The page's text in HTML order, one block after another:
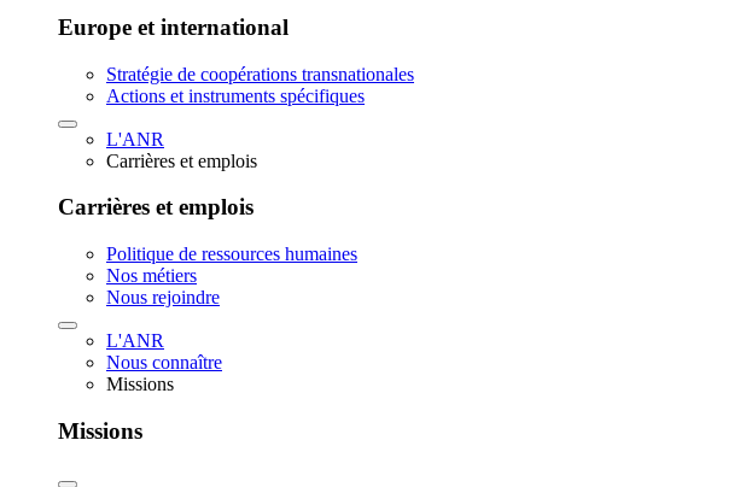
Europe et international
Stratégie de coopérations transnationales
Actions et instruments spécifiques
L'ANR
Carrières et emplois
Carrières et emplois
Politique de ressources humaines
Nos métiers
Nous rejoindre
L'ANR
Nous connaître
Missions
Missions